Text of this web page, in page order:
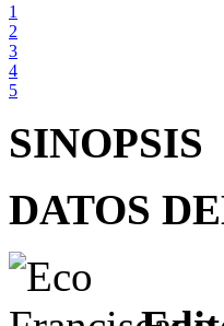
1
2
3
4
5
SINOPSIS
DATOS